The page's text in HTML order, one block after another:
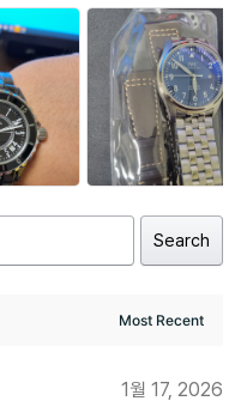
Search
1월 17, 2026